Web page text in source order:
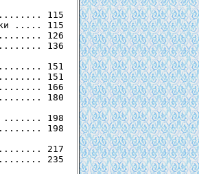
115
..... 115
126
136
151
151
166
180
....... 198
198
217
235